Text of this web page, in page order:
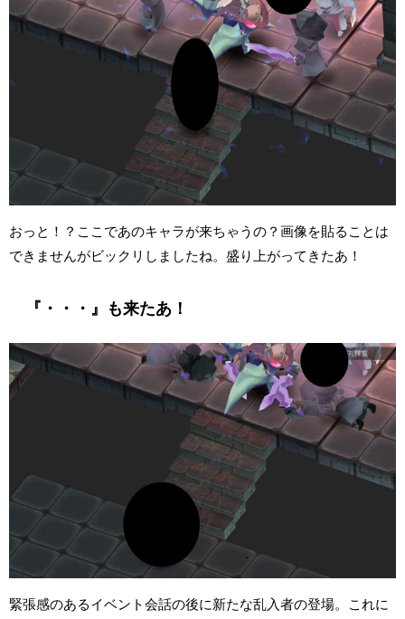
おっと！？ここであのキャラが来ちゃうの？画像を貼ることは
できませんがビックリしましたね。盛り上がってきたあ！
『・・・』も来たあ！
緊張感のあるイベント会話の後に新たな乱入者の登場。これに